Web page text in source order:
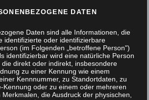
DATEN
Daten sind alle Informationen, die
identifizierte oder identifizierbare
(im Folgenden „betroffene Person")
identifizierbar wird eine natürliche Person
die direkt oder indirekt, insbesondere
zu einer Kennung wie einem
Kennnummer, zu Standortdaten, zu
Kennung oder zu einem oder mehreren
die Ausdruck der physischen,